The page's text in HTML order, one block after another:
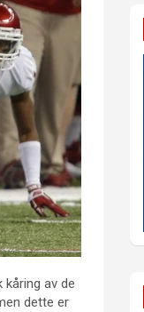
av de
dette er